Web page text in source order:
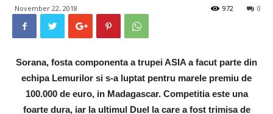
November 22, 2018 0
972
Sorana, fosta componenta a trupei ASIA a facut parte din
echipa Lemurilor si s-a luptat pentru marele premiu de
100.000 de euro, in Madagascar. Competitia este una
foarte dura, iar la ultimul Duel la care a fost trimisa de